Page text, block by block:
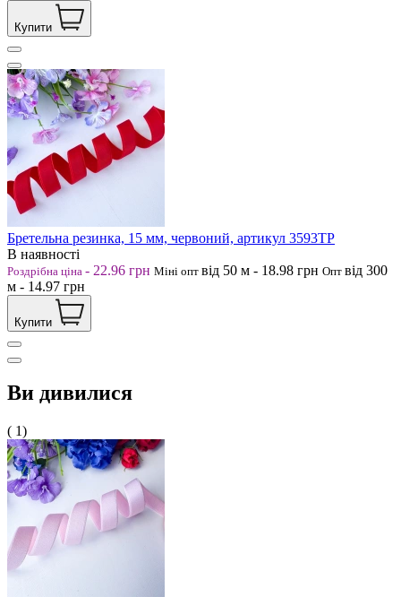
Купити
Бретельна резинка, 15 мм, червоний, артикул 3593ТР
В наявності
Роздрібна ціна - 22.96 грн Міні опт від 50 м - 18.98 грн Опт від 300
м - 14.97 грн
Купити
Ви дивилися
( 1)